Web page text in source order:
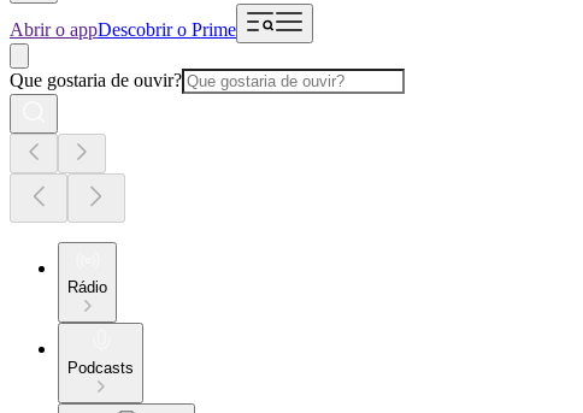
Abrir o appDescobrir o Prime
Que gostaria de ouvir?
Rádio
Podcasts